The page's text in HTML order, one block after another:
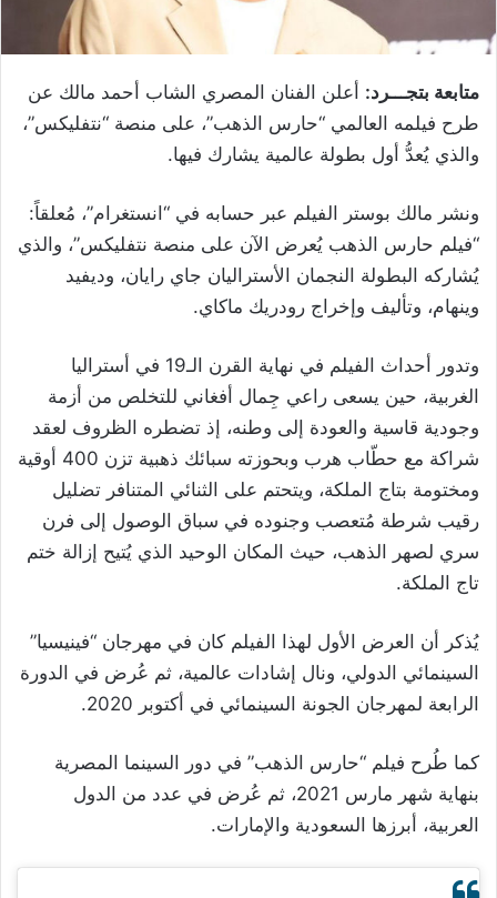
متابعة بتجـــرد: أعلن الفنان المصري الشاب أحمد مالك عن
طرح فيلمه العالمي “حارس الذهب”، على منصة “نتفليكس”،
والذي يُعدُّ أول بطولة عالمية يشارك فيها.
ونشر مالك بوستر الفيلم عبر حسابه في “انستغرام”، مُعلقاً:
“فيلم حارس الذهب يُعرض الآن على منصة نتفليكس”، والذي
يُشاركه البطولة النجمان الأستراليان جاي رايان، وديفيد
وينهام، وتأليف وإخراج رودريك ماكاي.
وتدور أحداث الفيلم في نهاية القرن الـ19 في أستراليا
الغربية، حين يسعى راعي جِمال أفغاني للتخلص من أزمة
وجودية قاسية والعودة إلى وطنه، إذ تضطره الظروف لعقد
شراكة مع حطّاب هرب وبحوزته سبائك ذهبية تزن 400 أوقية
ومختومة بتاج الملكة، ويتحتم على الثنائي المتنافر تضليل
رقيب شرطة مُتعصب وجنوده في سباق الوصول إلى فرن
سري لصهر الذهب، حيث المكان الوحيد الذي يُتيح إزالة ختم
تاج الملكة.
يُذكر أن العرض الأول لهذا الفيلم كان في مهرجان “فينيسيا”
السينمائي الدولي، ونال إشادات عالمية، ثم عُرض في الدورة
الرابعة لمهرجان الجونة السينمائي في أكتوبر 2020.
كما طُرح فيلم “حارس الذهب” في دور السينما المصرية
بنهاية شهر مارس 2021، ثم عُرض في عدد من الدول
العربية، أبرزها السعودية والإمارات.